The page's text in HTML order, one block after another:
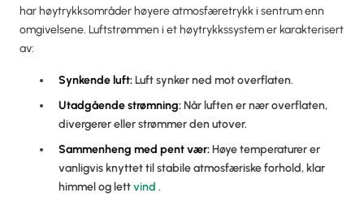
har høytrykksområder høyere atmosfæretrykk i sentrum enn
omgivelsene. Luftstrømmen i et høytrykkssystem er karakterisert
av:
Synkende luft:Luft synker ned mot overflaten.
Utadgående strømning:Når luften er nær overflaten,
divergerer eller strømmer den utover.
Sammenheng med pent vær:Høye temperaturer er
vanligvis knyttet til stabile atmosfæriske forhold, klar
himmel og lettvind .